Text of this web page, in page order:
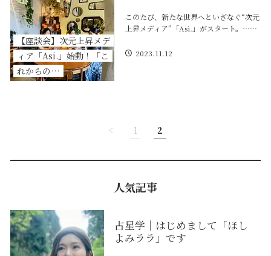
【座談会】次元上昇メデ
ィア「Asi.」始動！「こ
れからの…
このたび、新たな世界へといざなぐ“次元
上昇メディア”「Asi.」がスタート。……
2023.11.12
< 1 2
人気記事
占星学｜はじめまして「ほし
よみララ」です